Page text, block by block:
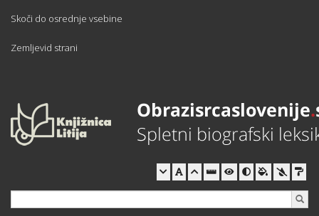
Skoči do osrednje vsebine
Zemljevid strani